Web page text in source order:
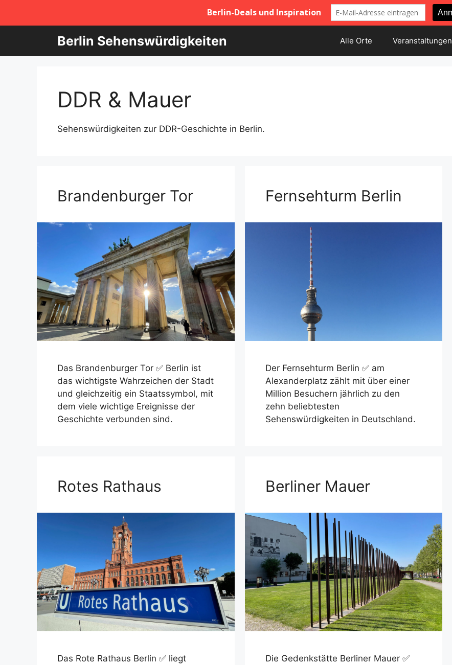
springen
Berlin Sehenswürdigkeiten Alle Orte Veranstaltungen
DDR & Mauer
Sehenswürdigkeiten zur DDR-Geschichte in Berlin.
Brandenburger Tor
Das Brandenburger Tor ✅ Berlin ist
das wichtigste Wahrzeichen der Stadt
und gleichzeitig ein Staatssymbol, mit
dem viele wichtige Ereignisse der
Geschichte verbunden sind.
Fernsehturm Berlin
Der Fernsehturm Berlin ✅ am
Alexanderplatz zählt mit über einer
Million Besuchern jährlich zu den
zehn beliebtesten
Sehenswürdigkeiten in Deutschland.
Rotes Rathaus
Das Rote Rathaus Berlin ✅ liegt
Berliner Mauer
Die Gedenkstätte Berliner Mauer ✅